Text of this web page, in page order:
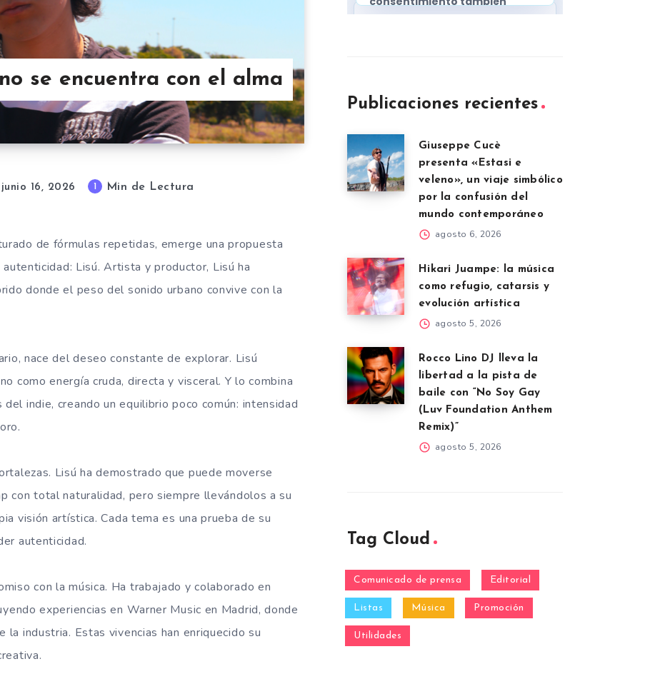
se encuentra con el alma
junio 16, 2026 1 Min de Lectura
de fórmulas repetidas, emerge una propuesta
Lisú. Artista y productor, Lisú ha
donde el peso del sonido urbano convive con la
nace del deseo constante de explorar. Lisú
como energía cruda, directa y visceral. Y lo combina
indie, creando un equilibrio poco común: intensidad
Lisú ha demostrado que puede moverse
con total naturalidad, pero siempre llevándolos a su
visión artística. Cada tema es una prueba de su
autenticidad.
con la música. Ha trabajado y colaborado en
experiencias en Warner Music en Madrid, donde
industria. Estas vivencias han enriquecido su
Publicaciones recientes
Giuseppe Cucè
presenta «Estasi e
veleno», un viaje simbólico
por la confusión del
mundo contemporáneo
agosto 6, 2026
Hikari Juampe: la música
como refugio, catarsis y
evolución artística
agosto 5, 2026
Rocco Lino DJ lleva la
libertad a la pista de
baile con “No Soy Gay
(Luv Foundation Anthem
Remix)”
agosto 5, 2026
Tag Cloud
Comunicado de prensa Editorial
Listas Música Promoción
Utilidades